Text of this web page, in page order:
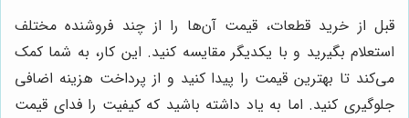
قبل از خرید قطعات، قیمت آن‌ها را از چند فروشنده مختلف
استعلام بگیرید و با یکدیگر مقایسه کنید. این کار، به شما کمک
می‌کند تا بهترین قیمت را پیدا کنید و از پرداخت هزینه اضافی
جلوگیری کنید. اما به یاد داشته باشید که کیفیت را فدای قیمت